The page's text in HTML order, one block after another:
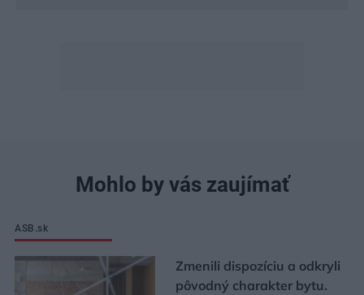
Mohlo by vás zaujímať
ASB.sk
Zmenili dispozíciu a odkryli
pôvodný charakter bytu.